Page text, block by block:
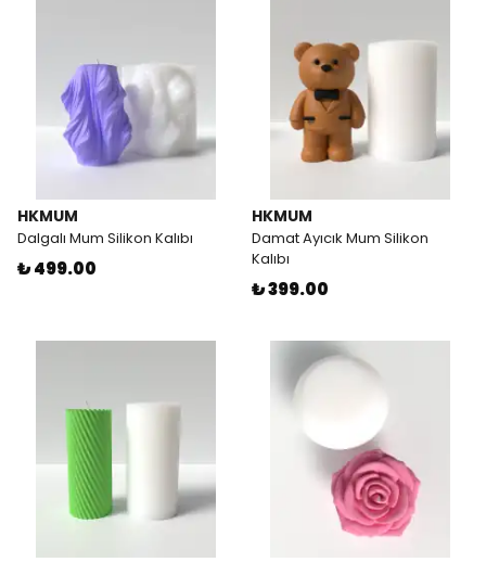
HKMUM
Dalgalı Mum Silikon Kalıbı
₺ 499.00
HKMUM
Damat Ayıcık Mum Silikon
Kalıbı
₺ 399.00